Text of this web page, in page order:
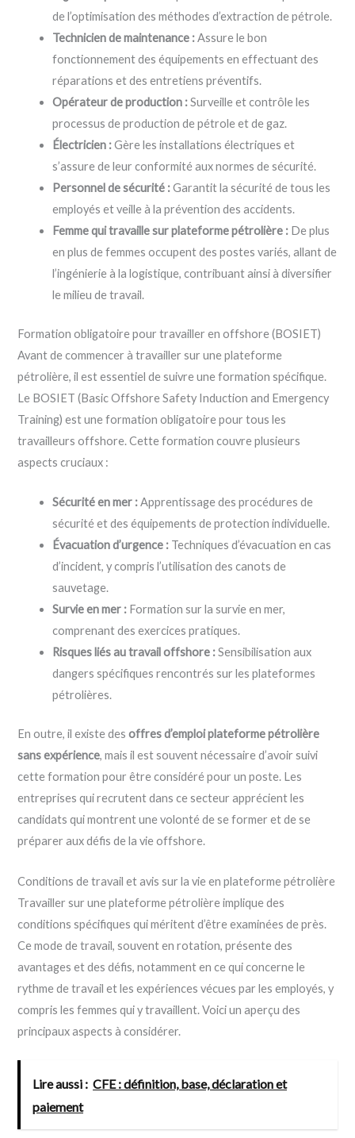
de l’optimisation des méthodes d’extraction de pétrole.
Technicien de maintenance :Assure le bon
fonctionnement des équipements en effectuant des
réparations et des entretiens préventifs.
Opérateur de production :Surveille et contrôle les
processus de production de pétrole et de gaz.
Électricien :Gère les installations électriques et
s’assure de leur conformité aux normes de sécurité.
Personnel de sécurité :Garantit la sécurité de tous les
employés et veille à la prévention des accidents.
Femme qui travaille sur plateforme pétrolière : De plus
en plus de femmes occupent des postes variés, allant de
l’ingénierie à la logistique, contribuant ainsi à diversifier
le milieu de travail.
Formation obligatoire pour travailler en offshore (BOSIET)
Avant de commencer à travailler sur une plateforme
pétrolière, il est essentiel de suivre une formation spécifique.
Le BOSIET (Basic Offshore Safety Induction and Emergency
Training) est une formation obligatoire pour tous les
travailleurs offshore. Cette formation couvre plusieurs
aspects cruciaux :
Sécurité en mer :Apprentissage des procédures de
sécurité et des équipements de protection individuelle.
Évacuation d’urgence : Techniques d’évacuation en cas
d’incident, y compris l’utilisation des canots de
sauvetage.
Survie en mer : Formation sur la survie en mer,
comprenant des exercices pratiques.
Risques liés au travail offshore :Sensibilisation aux
dangers spécifiques rencontrés sur les plateformes
pétrolières.
En outre, il existe desoffres d’emploi plateforme pétrolière
sans expérience, mais il est souvent nécessaire d’avoir suivi
cette formation pour être considéré pour un poste. Les
entreprises qui recrutent dans ce secteur apprécient les
candidats qui montrent une volonté de se former et de se
préparer aux défis de la vie offshore.
Conditions de travail et avis sur la vie en plateforme pétrolière
Travailler sur une plateforme pétrolière implique des
conditions spécifiques qui méritent d’être examinées de près.
Ce mode de travail, souvent en rotation, présente des
avantages et des défis, notamment en ce qui concerne le
rythme de travail et les expériences vécues par les employés, y
compris les femmes qui y travaillent. Voici un aperçu des
principaux aspects à considérer.
Lire aussi : CFE : définition, base, déclaration et
paiement